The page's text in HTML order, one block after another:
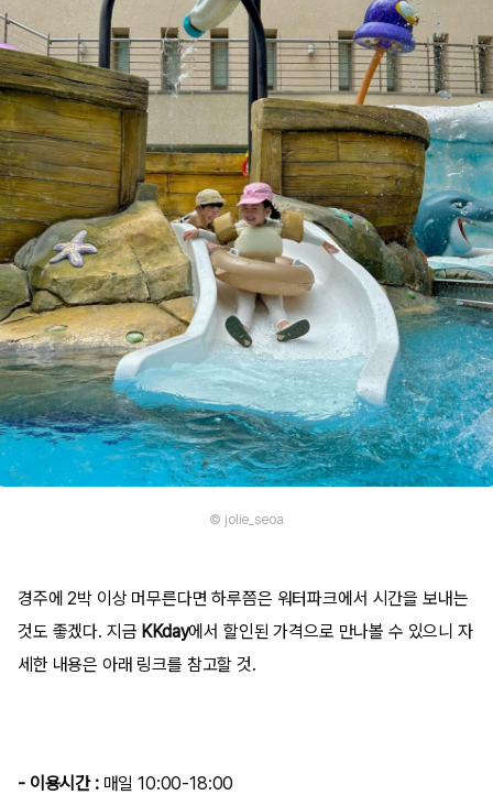
© jolie_seoa
경주에 2박 이상 머무른다면 하루쯤은 워터파크에서 시간을 보내는
것도 좋겠다. 지금 KKday에서 할인된 가격으로 만나볼 수 있으니 자
세한 내용은 아래 링크를 참고할 것.
- 이용시간 : 매일 10:00-18:00